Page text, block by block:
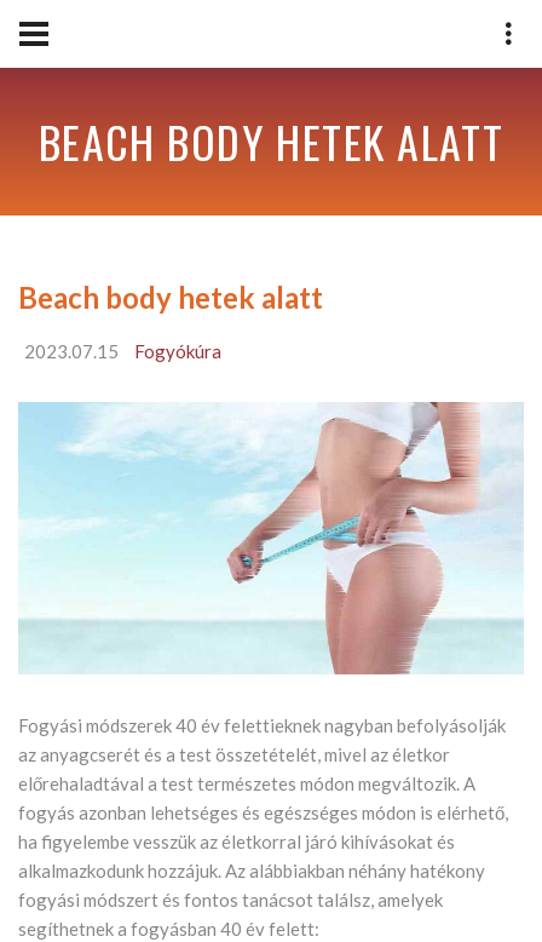
BEACH BODY HETEK ALATT
Beach body hetek alatt
2023.07.15 Fogyókúra
Fogyási módszerek 40 év felettieknek nagyban befolyásolják
az anyagcserét és a test összetételét, mivel az életkor
előrehaladtával a test természetes módon megváltozik. A
fogyás azonban lehetséges és egészséges módon is elérhető,
ha figyelembe vesszük az életkorral járó kihívásokat és
alkalmazkodunk hozzájuk. Az alábbiakban néhány hatékony
fogyási módszert és fontos tanácsot találsz, amelyek
segíthetnek a fogyásban 40 év felett: